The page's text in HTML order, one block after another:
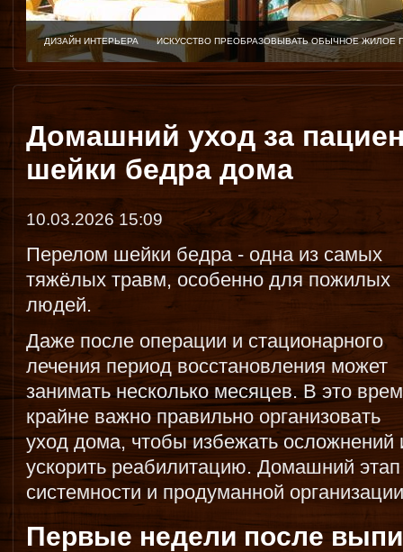
ДИЗАЙН ИНТЕРЬЕРА ИСКУССТВО ПРЕОБРАЗОВЫВАТЬ ОБЫЧНОЕ
Домашний уход за
шейки бедра дома
10.03.2026 15:09
Перелом шейки бедра - одна из самых
тяжёлых травм, особенно для пожилых
людей.
Даже после операции и стационарного
лечения период восстановления может
занимать несколько месяцев. В это
крайне важно правильно организовать
уход дома, чтобы избежать осложнений
ускорить реабилитацию. Домашний этап
системности и продуманной
Первые недели после